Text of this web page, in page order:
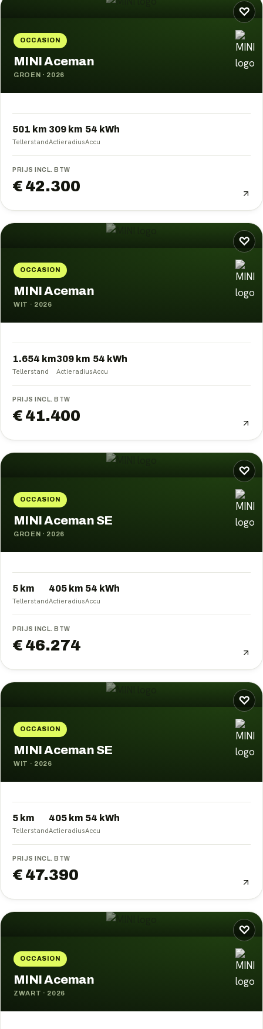
♡
OCCASION
MINI Aceman
GROEN · 2026
501 km
Tellerstand
309 km
Actieradius
54 kWh
Accu
PRIJS INCL. BTW
€ 42.300
♡
OCCASION
MINI Aceman
WIT · 2026
1.654 km
Tellerstand
309 km
Actieradius
54 kWh
Accu
PRIJS INCL. BTW
€ 41.400
♡
OCCASION
MINI Aceman SE
GROEN · 2026
5 km
Tellerstand
405 km
Actieradius
54 kWh
Accu
PRIJS INCL. BTW
€ 46.274
♡
OCCASION
MINI Aceman SE
WIT · 2026
5 km
Tellerstand
405 km
Actieradius
54 kWh
Accu
PRIJS INCL. BTW
€ 47.390
♡
OCCASION
MINI Aceman
ZWART · 2026